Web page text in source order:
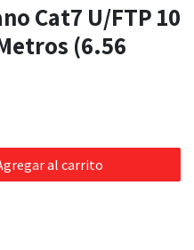
Cat7 U/FTP 10
(6.56
al carrito